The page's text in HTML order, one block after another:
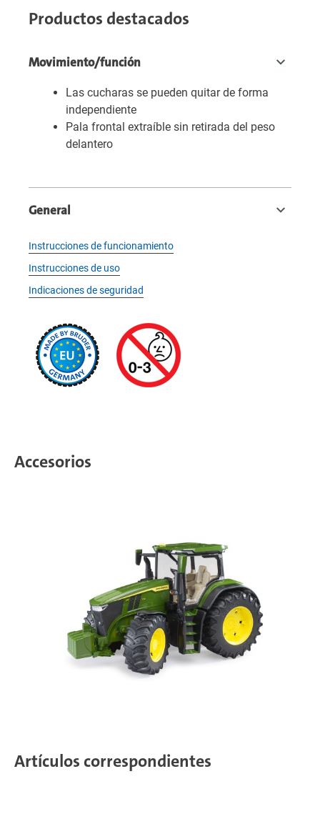
Productos destacados
Movimiento/función
Las cucharas se pueden quitar de forma
independiente
Pala frontal extraíble sin retirada del peso
delantero
General
Instrucciones de funcionamiento
Instrucciones de uso
Indicaciones de seguridad
Accesorios
Artículos correspondientes